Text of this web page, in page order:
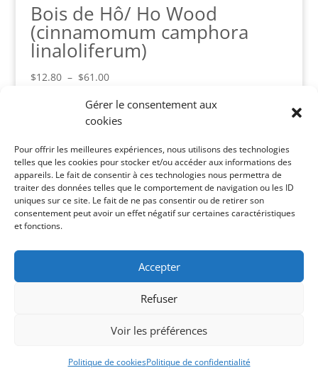
Gérer le consentement aux
cookies
Pour offrir les meilleures expériences, nous utilisons des technologies
telles que les cookies pour stocker et/ou accéder aux informations des
appareils. Le fait de consentir à ces technologies nous permettra de
traiter des données telles que le comportement de navigation ou les ID
uniques sur ce site. Le fait de ne pas consentir ou de retirer son
consentement peut avoir un effet négatif sur certaines caractéristiques
et fonctions.
Accepter
Refuser
Voir les préférences
Politique de cookiesPolitique de confidentialité
Bois de Hô/ Ho Wood
(cinnamomum camphora
linaloliferum)
$12.80 – $61.00Plage
prix :
$12.80
$61.00
Votre panier est vide.
Catégories de produits
×
Toute la boutique
Recherche de produits
pour :
Recherche
Complice Web 2020